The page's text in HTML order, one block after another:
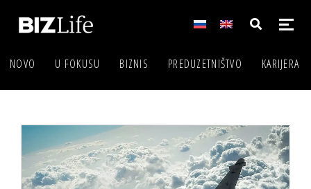
NOVO U FOKUSU BIZNIS PREDUZETNIŠTVO KARIJERA